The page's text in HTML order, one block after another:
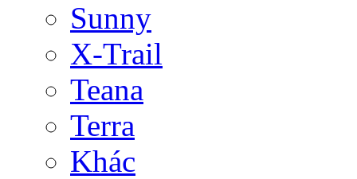
Sunny
X-Trail
Teana
Terra
Khác